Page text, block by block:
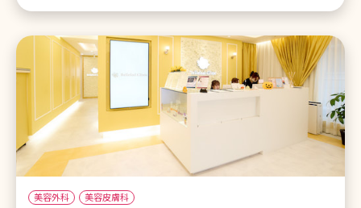
美容外科 美容皮膚科